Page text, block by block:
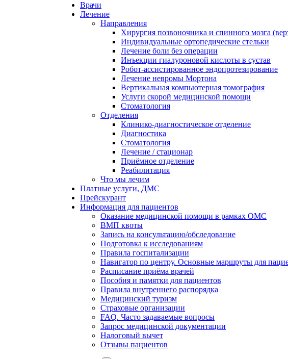
Врачи
Лечение
Направления
Хирургия позвоночника и спинного мозга
Индивидуальные ортопедические стельки
Лечение боли без операции
Инъекции гиалуроновой кислоты в сустав
Робот-ассистированное эндопротезирование
Лечение невромы Мортона
Вертикальная компьютерная томография
Услуги скорой медицинской помощи
Стоматология
Отделения
Клинико-диагностическое отделение
Диагностика
Стоматология
Лечение / стационар
Приёмное отделение
Реабилитация
Что мы лечим
Платные услуги, ДМС
Прейскурант
Информация для пациентов
Оказание медицинской помощи в рамках ОМС
ВМП квоты
Запись на консультацию/обследование
Подготовка к исследованиям
Правила госпитализации
Навигатор по центру. Основные маршруты для
Расписание приёма врачей
Пособия и памятки для пациентов
Правила внутреннего распорядка
Медицинский туризм
Страховые организации
FAQ. Часто задаваемые вопросы
Запрос медицинской документации
Налоговый вычет
Отзывы пациентов